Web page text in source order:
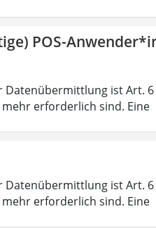
POS-
ist Art. 6
erforderlich sind. Eine
ist Art. 6
erforderlich sind. Eine